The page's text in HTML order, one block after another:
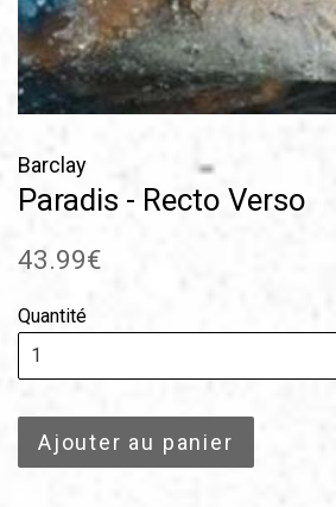
Barclay
Paradis - Recto Verso
Prix
43.99€
Quantité
Ajouter au panier